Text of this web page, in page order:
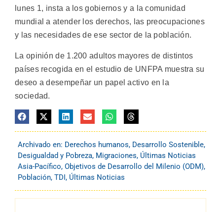
lunes 1, insta a los gobiernos y a la comunidad
mundial a atender los derechos, las preocupaciones
y las necesidades de ese sector de la población.
La opinión de 1.200 adultos mayores de distintos
países recogida en el estudio de UNFPA muestra su
deseo a desempeñar un papel activo en la
sociedad.
Archivado en: Derechos humanos, Desarrollo Sostenible,
Desigualdad y Pobreza, Migraciones, Últimas Noticias
Asia-Pacífico, Objetivos de Desarrollo del Milenio (ODM),
Población, TDI, Últimas Noticias